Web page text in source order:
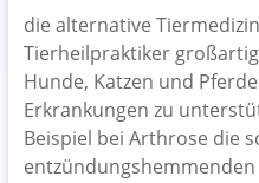
die alternative
Tierheilpraktiker
Hunde, Katzen und
Erkrankungen zu
Beispiel bei Arthrose die